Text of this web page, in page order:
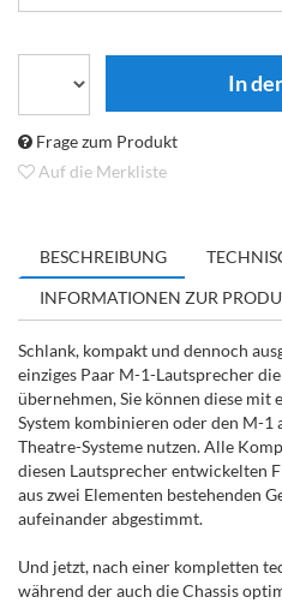
Frage zum Produkt
Auf die Merkliste
BESCHREIBUNG
INFORMATIONEN ZUR
Schlank, kompakt und dennoch
einziges Paar M-1-Lautsprecher
übernehmen, Sie können diese mit
System kombinieren oder den M-1
Theatre-Systeme nutzen. Alle
diesen Lautsprecher entwickelten
aus zwei Elementen bestehenden
aufeinander abgestimmt.
Und jetzt, nach einer kompletten
während der auch die Chassis